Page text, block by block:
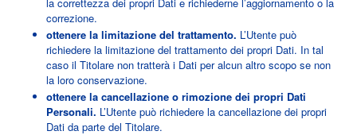
correzione.
ottenere la limitazione del trattamento. L’Utente può
richiedere la limitazione del trattamento dei propri Dati. In tal
caso il Titolare non tratterà i Dati per alcun altro scopo se non
la loro conservazione.
ottenere la cancellazione o rimozione dei propri Dati
Personali. L’Utente può richiedere la cancellazione dei propri
Dati da parte del Titolare.